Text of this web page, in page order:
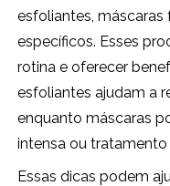
esfoliantes,
específicos. Esses
rotina e oferecer
esfoliantes ajudam a
enquanto máscaras
intensa ou
Essas dicas podem